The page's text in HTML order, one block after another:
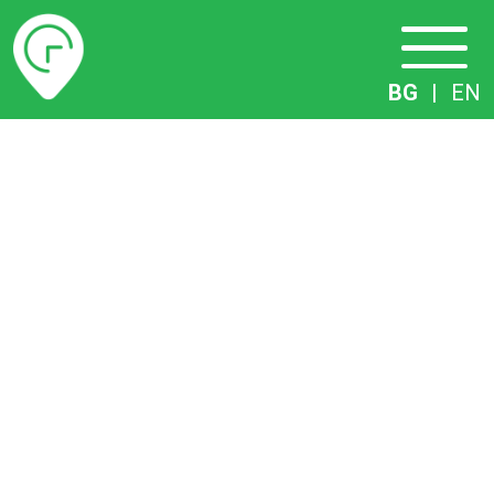
Разписание
BG | EN